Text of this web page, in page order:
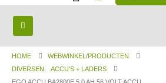
HOME
WEBWINKEL/PRODUCTEN
DIVERSEN
ACCU'S + LADERS